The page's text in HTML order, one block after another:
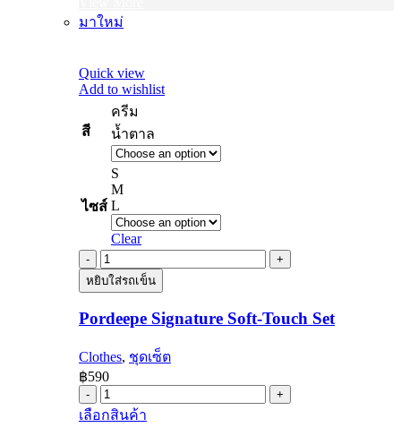
มาใหม่
Quick view
Add to wishlist
สี
ครีม
น้ำตาล
ไซส์
S
M
L
Clear
Pordeepe
Signature
Soft-
Set
หยิบใส่รถเข็น
Pordeepe Signature Soft-Touch Set
Clothes, ชุดเซ็ต
฿590
Pordeepe
Signature
Soft-
เลือกสินค้า
product